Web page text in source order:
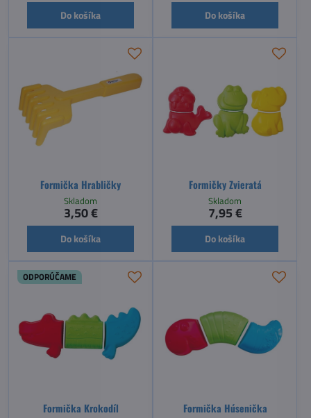
Do košíka Do košíka
Formička Hrabličky
Skladom
3,50 €
Do košíka
Formičky Zvieratá
Skladom
7,95 €
Do košíka
ODPORÚČAME
Formička Krokodíl Formička Húsenička